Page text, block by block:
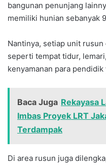
bangunan penunjang
memiliki hunian sebanyak
Nantinya, setiap unit
seperti tempat tidur,
kenyamanan para
Baca Juga Rekayasa
Imbas Proyek LRT
Terdampak
Di area rusun juga